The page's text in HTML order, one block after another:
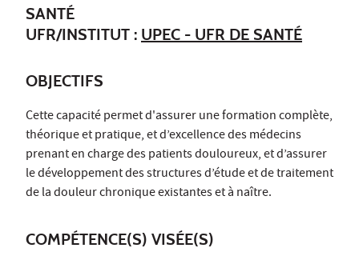
SANTÉ
UFR/INSTITUT : UPEC - UFR DE SANTÉ
OBJECTIFS
Cette capacité permet d'assurer une formation complète,
théorique et pratique, et d’excellence des médecins
prenant en charge des patients douloureux, et d’assurer
le développement des structures d’étude et de traitement
de la douleur chronique existantes et à naître.
COMPÉTENCE(S) VISÉE(S)